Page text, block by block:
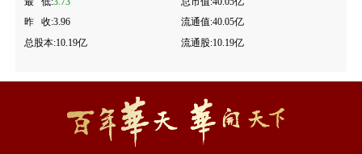
昨 收:3.96
总股本:10.19亿
流通值:40.05亿
流通股:10.19亿